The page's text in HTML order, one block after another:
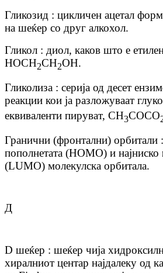
Гликозид : цикличен ацетал
на шеќер со друг алкохол.
Гликол : диол, каков што е
HOCH2CH2OH.
Гликолиза : серија од десет
реакции кои ја разложуваат
еквиваленти пируват, CH3COCO
Гранични (фронтални) орбитали :
пополнетата (HOMO) и најниско
(LUMO) молекулска орбитала.
Д
D шеќер : шеќер чија
хиралниот центар најдалеку од